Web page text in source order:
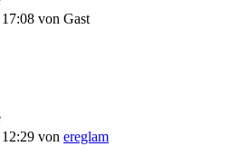
von Gast
von ereglam